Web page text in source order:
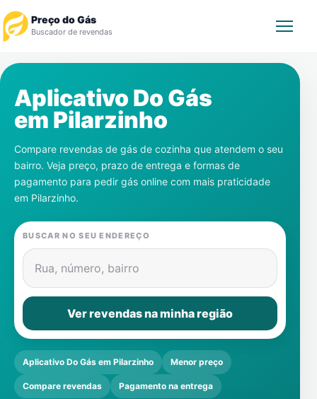
Preço do Gás
Buscador de revendas
Revendedor
Notícias
Cadastre-se
Gás
Contatos
Aplicativo Do Gás
em Pilarzinho
Compare revendas de gás de cozinha que atendem o seu
bairro. Veja preço, prazo de entrega e formas de
pagamento para pedir gás online com mais praticidade
em Pilarzinho.
BUSCAR NO SEU ENDEREÇO
Rua, número, bairro
Ver revendas na minha região
Aplicativo Do Gás em Pilarzinho Menor preço
Compare revendas Pagamento na entrega